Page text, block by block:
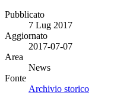
Pubblicato
7 Lug 2017
Aggiornato
2017-07-07
Area
News
Fonte
Archivio storico